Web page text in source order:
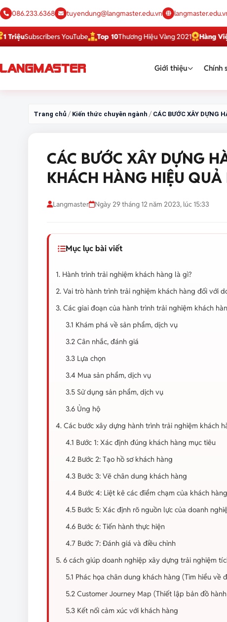
086.233.6368 tuyendung@langmaster.edu.vn
YouTube Top 10Thương Hiệu Vàng 2021 Hàng Việt Tốt
Giới thiệu Chính
Trang chủ / Kiến thức chuyên ngành / CÁC BƯỚC XÂY DỰNG
CÁC BƯỚC XÂY DỰNG
KHÁCH HÀNG HIỆU QUẢ
Langmaster Ngày 29 tháng 12 năm 2023, lúc 15:33
Mục lục bài viết
1. Hành trình trải nghiệm khách hàng là gì?
2. Vai trò hành trình trải nghiệm khách hàng đối với
3. Các giai đoạn của hành trình trải nghiệm khách
3.1 Khám phá về sản phẩm, dịch vụ
3.2 Cân nhắc, đánh giá
3.3 Lựa chọn
3.4 Mua sản phẩm, dịch vụ
3.5 Sử dụng sản phẩm, dịch vụ
3.6 Ủng hộ
4. Các bước xây dựng hành trình trải nghiệm khách
4.1 Bước 1: Xác định đúng khách hàng mục tiêu
4.2 Bước 2: Tạo hồ sơ khách hàng
4.3 Bước 3: Vẽ chân dung khách hàng
4.4 Bước 4: Liệt kê các điểm chạm của khách hàng
4.5 Bước 5: Xác định rõ nguồn lực của doanh
4.6 Bước 6: Tiến hành thực hiện
4.7 Bước 7: Đánh giá và điều chỉnh
5. 6 cách giúp doanh nghiệp xây dựng trải nghiệm
5.1 Phác họa chân dung khách hàng (Tìm hiểu về
5.2 Customer Journey Map (Thiết lập bản đồ
5.3 Kết nối cảm xúc với khách hàng